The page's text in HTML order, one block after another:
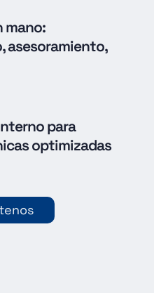
mano:
asesoramiento,
para
optimizadas